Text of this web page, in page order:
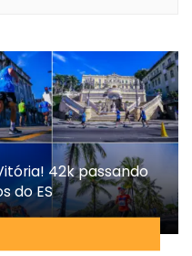
42k passando
do ES